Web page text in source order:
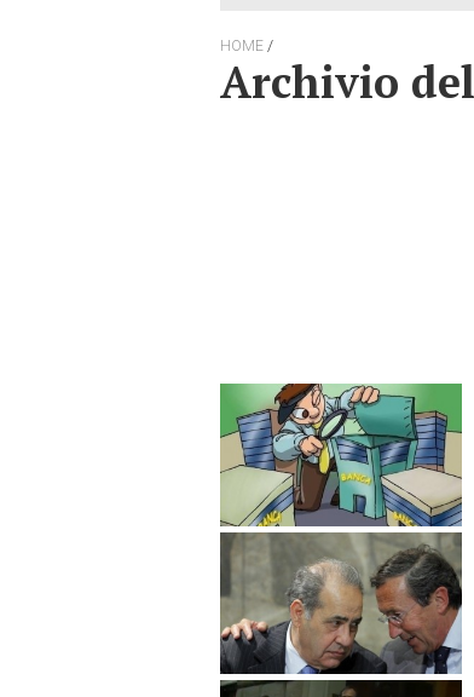
HOME /
Archivio